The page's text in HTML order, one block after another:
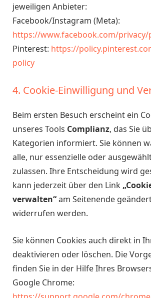
jeweiligen Anbieter:
Facebook/Instagram (Meta):
https://www.facebook.com/privacy/
Pinterest: https://
policy
4. Cookie-Einwilligung und
Beim ersten Besuch erscheint ein
unseres Tools Complianz, das Sie
Kategorien informiert. Sie können
alle, nur essenzielle oder
zulassen. Ihre Entscheidung wird
kann jederzeit über den Link
verwalten“am Seitenende
widerrufen werden.
Sie können Cookies auch direkt in
deaktivieren oder löschen. Die
finden Sie in der Hilfe Ihres
Google Chrome: